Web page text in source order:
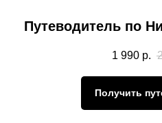
Путеводитель по
1 990 р.
Получить